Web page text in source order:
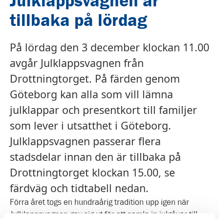
tillbaka på lördag
På lördag den 3 december klockan 11.00
avgår Julklappsvagnen från
Drottningtorget. På färden genom
Göteborg kan alla som vill lämna
julklappar och presentkort till familjer
som lever i utsatthet i Göteborg.
Julklappsvagnen passerar flera
stadsdelar innan den är tillbaka på
Drottningtorget klockan 15.00, se
färdväg och tidtabell nedan.
Förra året togs en hundraårig tradition upp igen när
Julklappsvagnen gav sig ut för att samla in julgåvor till